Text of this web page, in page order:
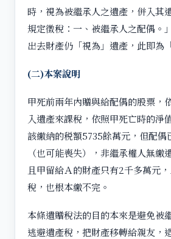
時，視為被繼承人之遺產，併入其
規定徵稅：一、被繼承人之配偶。
出去財產仍「視為」遺產，此即為
(二)本案說明
甲死前兩年內贈與給配偶的股票，
入遺產來課稅，依照甲死亡時的淨
該繳納的税額5735餘萬元，但配偶
（也可能喪失），非繼承權人無繳
且甲留給Ａ的財產只有2千多萬元
稅，也根本繳不完。
本條遺贈稅法的目的本來是避免被
逃避遺產稅，把財產移轉給親友，